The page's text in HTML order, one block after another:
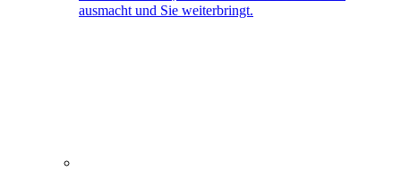
ausmacht und Sie weiterbringt.